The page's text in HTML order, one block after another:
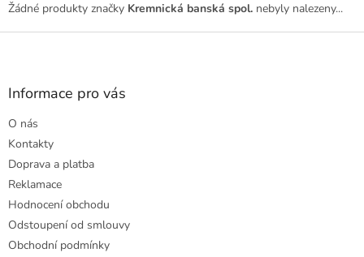
Žádné produkty značky Kremnická banská spol. nebyly nalezeny...
Z
Informace pro vás
O nás
Kontakty
Doprava a platba
Reklamace
Hodnocení obchodu
Odstoupení od smlouvy
Obchodní podmínky